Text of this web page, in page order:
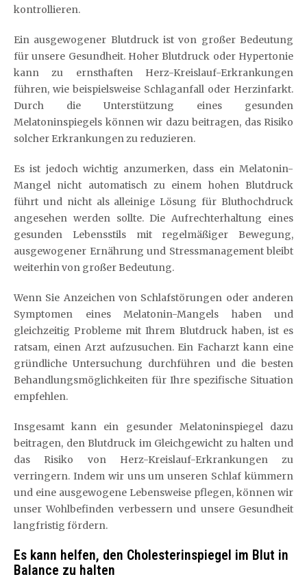
kontrollieren.
Ein ausgewogener Blutdruck ist von großer Bedeutung
für unsere Gesundheit. Hoher Blutdruck oder Hypertonie
kann zu ernsthaften Herz-Kreislauf-Erkrankungen
führen, wie beispielsweise Schlaganfall oder Herzinfarkt.
Durch die Unterstützung eines gesunden
Melatoninspiegels können wir dazu beitragen, das Risiko
solcher Erkrankungen zu reduzieren.
Es ist jedoch wichtig anzumerken, dass ein Melatonin-
Mangel nicht automatisch zu einem hohen Blutdruck
führt und nicht als alleinige Lösung für Bluthochdruck
angesehen werden sollte. Die Aufrechterhaltung eines
gesunden Lebensstils mit regelmäßiger Bewegung,
ausgewogener Ernährung und Stressmanagement bleibt
weiterhin von großer Bedeutung.
Wenn Sie Anzeichen von Schlafstörungen oder anderen
Symptomen eines Melatonin-Mangels haben und
gleichzeitig Probleme mit Ihrem Blutdruck haben, ist es
ratsam, einen Arzt aufzusuchen. Ein Facharzt kann eine
gründliche Untersuchung durchführen und die besten
Behandlungsmöglichkeiten für Ihre spezifische Situation
empfehlen.
Insgesamt kann ein gesunder Melatoninspiegel dazu
beitragen, den Blutdruck im Gleichgewicht zu halten und
das Risiko von Herz-Kreislauf-Erkrankungen zu
verringern. Indem wir uns um unseren Schlaf kümmern
und eine ausgewogene Lebensweise pflegen, können wir
unser Wohlbefinden verbessern und unsere Gesundheit
langfristig fördern.
Es kann helfen, den Cholesterinspiegel im Blut in
Balance zu halten